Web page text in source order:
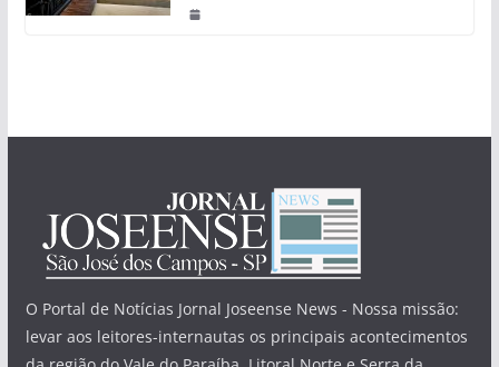
O Portal de Notícias Jornal Joseense News - Nossa missão:
levar aos leitores-internautas os principais acontecimentos